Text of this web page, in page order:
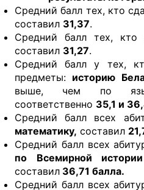
Средний балл тех, кто
составил 31,37.
Средний балл тех, кто
составил 31,27.
Средний балл у тех,
предметы: историю
выше, чем по
соответственно 35,1 и
Средний балл всех
математику, составил
Средний балл всех
по Всемирной
составил 36,71 балла.
Средний балл всех